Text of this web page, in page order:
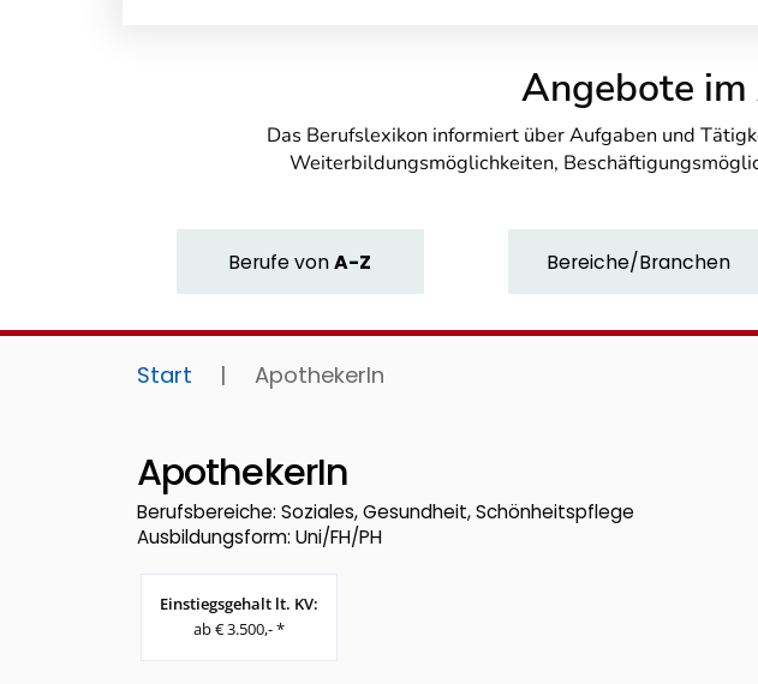
Angebote
Das Berufslexikon informiert über Aufgaben und
Weiterbildungsmöglichkeiten,
BerufevonA-Z Bereiche/Branchen
Start | ApothekerIn
ApothekerIn
Berufsbereiche: Soziales, Gesundheit, Schönheitspflege
Ausbildungsform: Uni/FH/PH
Einstiegsgehalt lt. KV:
ab € 3.500,- *